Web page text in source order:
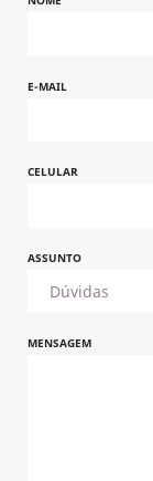
E-MAIL
CELULAR
ASSUNTO
MENSAGEM